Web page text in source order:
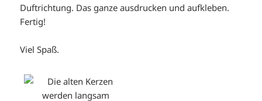
Duftrichtung. Das ganze ausdrucken und aufkleben.
Fertig!
Viel Spaß.